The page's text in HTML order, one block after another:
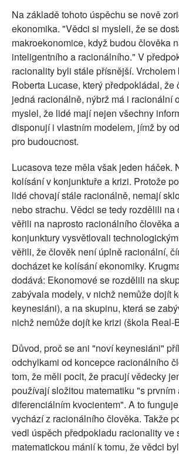
Na základě tohoto úspěchu se nově
ekonomika. "Vědci si mysleli, že se
makroekonomice, když budou člověka
inteligentního a racionálního." V
racionality byli stále přísnější. Vrcholem
Roberta Lucase, který předpokládal, že
jedná racionálně, nýbrž má i racionální
myslel, že lidé mají nejen všechny
disponují i vlastním modelem, jímž by
pro budoucnost.
Lucasova teze měla však jeden háček.
kolísání v konjunktuře a krizi. Protože
lidé chovají stále racionálně, nemají
nebo strachu. Vědci se tedy rozdělili na
věřili na naprosto racionálního člověka
konjunktury vysvětlovali
věřili, že člověk není úplně racionální,
docházet ke kolísání ekonomiky.
dodává: Ekonomové se rozdělili na
zabývala modely, v nichž nemůže dojít
keynesiáni), a na skupinu, která se
nichž nemůže dojít ke krizi (škola Real-
Důvod, proč se ani "noví keynesiáni"
odchylkami od koncepce racionálního
tom, že měli pocit, že pracují vědecky
používají složitou matematiku "s prvním
diferenciálním kvocientem". A to
vychází z racionálního člověka. Takže
vedl úspěch předpokladu racionality ve
matematickou mánií k tomu, že vědci